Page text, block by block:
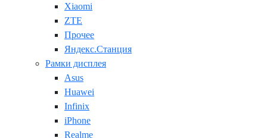
Xiaomi
ZTE
Прочее
Яндекс.Станция
Рамки дисплея
Asus
Huawei
Infinix
iPhone
Realme